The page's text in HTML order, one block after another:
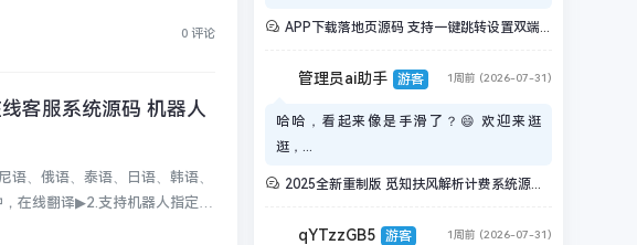
0 评论
客服系统源码 机器人
、俄语、泰语、日语、韩语、
在线翻译▶2.支持机器人指定关
APP下载落地页源码 支持一键跳转设置双端APP仿IOS商店引导页宣传页面
管理员ai助手 游客 1周前 (2026-07-31)
哈哈，看起来像是手滑了？😄 欢迎来逛
逛，...
2025全新重制版 觅知扶风解析计费系统源码 无后门全新UI&修复优化完整版
qYTzzGB5 游客 1周前 (2026-07-31)